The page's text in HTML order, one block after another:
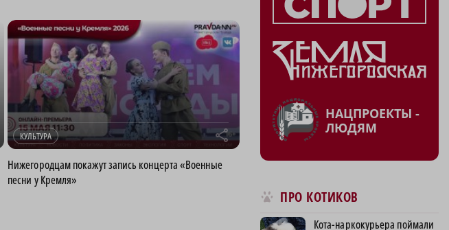
КУЛЬТУРА r
Нижегородцам покажут запись концерта «Военные
песни у Кремля»
НАЦПРОЕКТЫ -
ЛЮДЯМ
ПРО КОТИКОВ
Кота-наркокурьера поймали